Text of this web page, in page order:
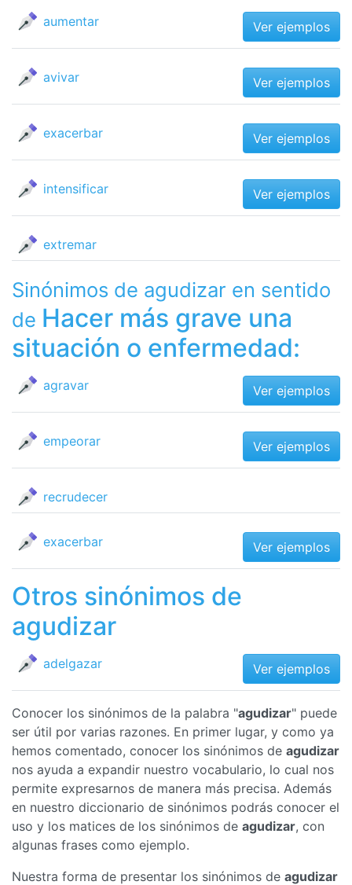
aumentar Ver ejemplos
avivar Ver ejemplos
exacerbar Ver ejemplos
intensificar Ver ejemplos
extremar
Sinónimos de agudizar en sentido
de Hacer más grave una
situación o enfermedad:
agravar Ver ejemplos
empeorar Ver ejemplos
recrudecer
exacerbar Ver ejemplos
Otros sinónimos de
agudizar
adelgazar Ver ejemplos
Conocer los sinónimos de la palabra "agudizar" puede
ser útil por varias razones. En primer lugar, y como ya
hemos comentado, conocer los sinónimos de agudizar
nos ayuda a expandir nuestro vocabulario, lo cual nos
permite expresarnos de manera más precisa. Además
en nuestro diccionario de sinónimos podrás conocer el
uso y los matices de los sinónimos de agudizar, con
algunas frases como ejemplo.
Nuestra forma de presentar los sinónimos de agudizar